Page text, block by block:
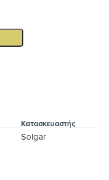
Κατασκευαστής
Solgar